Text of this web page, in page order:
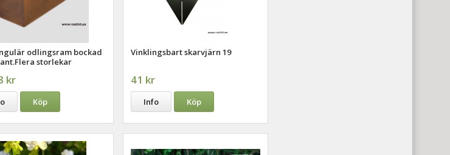
odlingsram bockad
storlekar
kr
Köp
Vinklingsbart skarvjärn 19
41 kr
Info Köp